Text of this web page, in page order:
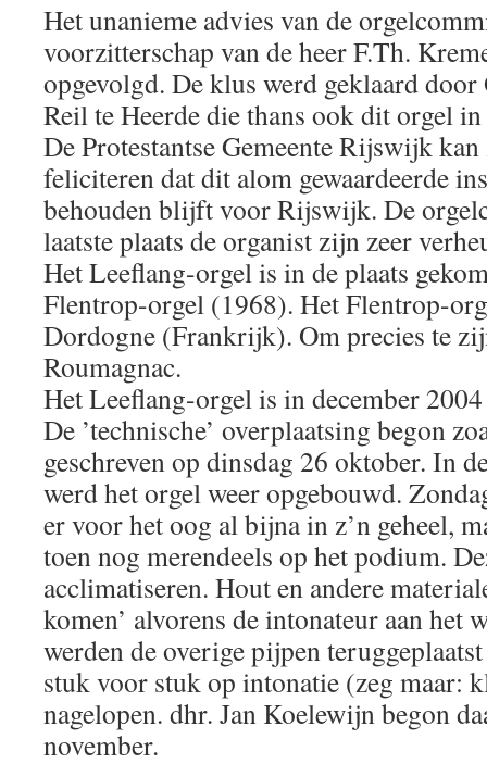
Het unanieme advies van de
voorzitterschap van de heer F.Th.
opgevolgd. De klus werd geklaard
Reil te Heerde die thans ook dit orgel
De Protestantse Gemeente Rijswijk
feliciteren dat dit alom gewaardeerde
behouden blijft voor Rijswijk. De
laatste plaats de organist zijn zeer
Het Leeflang-orgel is in de plaats
Flentrop-orgel (1968). Het Flentrop-
Dordogne (Frankrijk). Om precies te
Roumagnac.
Het Leeflang-orgel is in december
De ’technische’ overplaatsing begon
geschreven op dinsdag 26 oktober. In
werd het orgel weer opgebouwd.
er voor het oog al bijna in z’n geheel,
toen nog merendeels op het podium.
acclimatiseren. Hout en andere
komen’ alvorens de intonateur aan het
werden de overige pijpen
stuk voor stuk op intonatie (zeg maar:
nagelopen. dhr. Jan Koelewijn begon
november.